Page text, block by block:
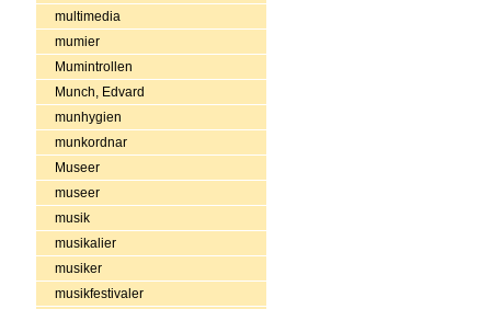
multimedia
mumier
Mumintrollen
Munch, Edvard
munhygien
munkordnar
Museer
museer
musik
musikalier
musiker
musikfestivaler